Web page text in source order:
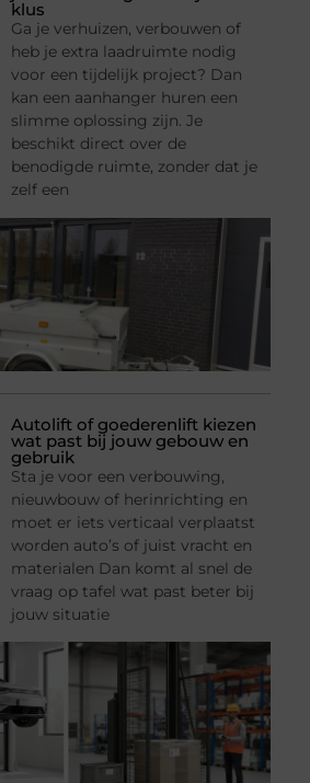
klus
Ga je verhuizen, verbouwen of
heb je extra laadruimte nodig
voor een tijdelijk project? Dan
kan een aanhanger huren een
slimme oplossing zijn. Je
beschikt direct over de
benodigde ruimte, zonder dat je
zelf een
Autolift of goederenlift kiezen
wat past bij jouw gebouw en
gebruik
Sta je voor een verbouwing,
nieuwbouw of herinrichting en
moet er iets verticaal verplaatst
worden auto’s of juist vracht en
materialen Dan komt al snel de
vraag op tafel wat past beter bij
jouw situatie